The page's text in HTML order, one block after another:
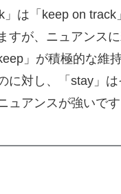
」は「keep on track
すが、ニュアンス
」が積極的な維
に対し、「stay」は
ュアンスが強いです